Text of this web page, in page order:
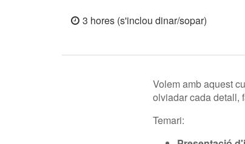
3 hores (s'inclou dinar/sopar)
Volem amb aquest
olviadar cada detall,
Temari: